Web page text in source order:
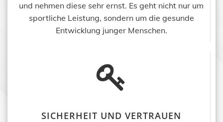
und nehmen diese sehr ernst. Es geht nicht nur um
sportliche Leistung, sondern um die gesunde
Entwicklung junger Menschen.
SICHERHEIT UND VERTRAUEN